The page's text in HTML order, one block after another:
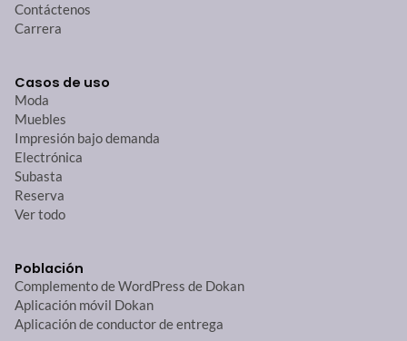
Contáctenos
Carrera
Casos de uso
Moda
Muebles
Impresión bajo demanda
Electrónica
Subasta
Reserva
Ver todo
Población
Complemento de WordPress de Dokan
Aplicación móvil Dokan
Aplicación de conductor de entrega